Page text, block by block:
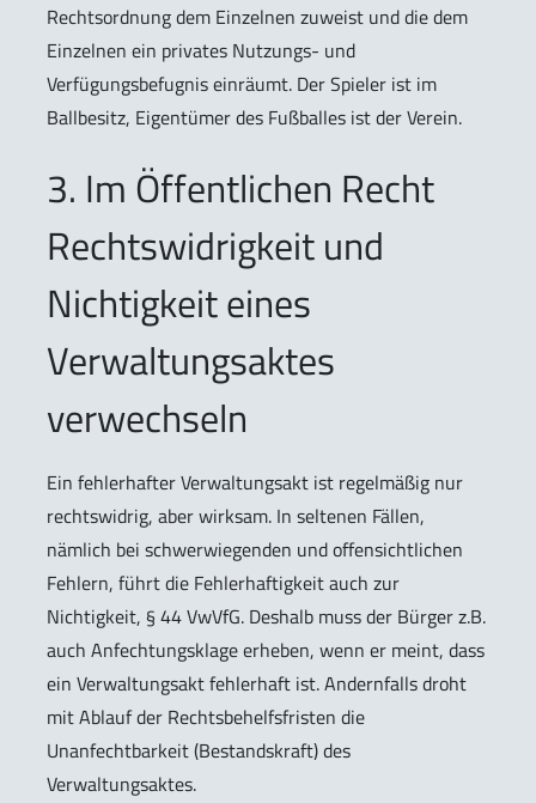
Rechtsordnung dem Einzelnen zuweist und die dem
Einzelnen ein privates Nutzungs- und
Verfügungsbefugnis einräumt. Der Spieler ist im
Ballbesitz, Eigentümer des Fußballes ist der Verein.
3. Im Öffentlichen Recht
Rechtswidrigkeit und
Nichtigkeit eines
Verwaltungsaktes
verwechseln
Ein fehlerhafter Verwaltungsakt ist regelmäßig nur
rechtswidrig, aber wirksam. In seltenen Fällen,
nämlich bei schwerwiegenden und offensichtlichen
Fehlern, führt die Fehlerhaftigkeit auch zur
Nichtigkeit, § 44 VwVfG. Deshalb muss der Bürger z.B.
auch Anfechtungsklage erheben, wenn er meint, dass
ein Verwaltungsakt fehlerhaft ist. Andernfalls droht
mit Ablauf der Rechtsbehelfsfristen die
Unanfechtbarkeit (Bestandskraft) des
Verwaltungsaktes.